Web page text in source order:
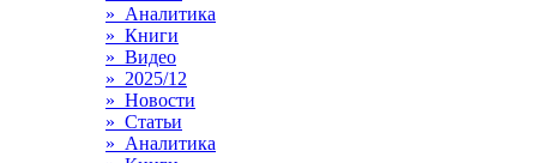
» Аналитика
» Книги
» Видео
» 2025/12
» Новости
» Статьи
» Аналитика